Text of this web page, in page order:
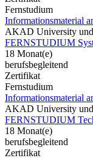
Fernstudium
Informationsmaterial
AKAD University
FERNSTUDIUM
18 Monat(e)
berufsbegleitend
Zertifikat
Fernstudium
Informationsmaterial
AKAD University
FERNSTUDIUM
18 Monat(e)
berufsbegleitend
Zertifikat